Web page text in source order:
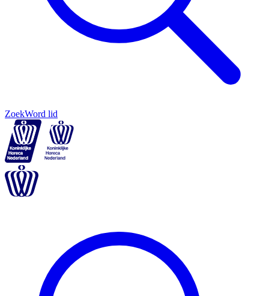
ZoekWord lid